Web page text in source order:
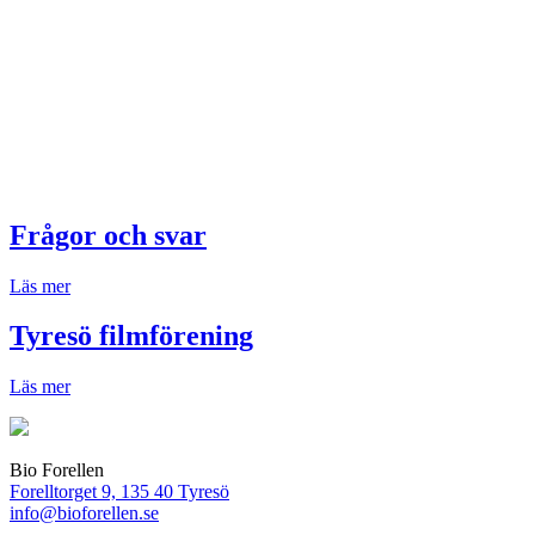
Frågor och svar
Läs mer
Tyresö filmförening
Läs mer
Bio Forellen
Forelltorget 9, 135 40 Tyresö
info@bioforellen.se